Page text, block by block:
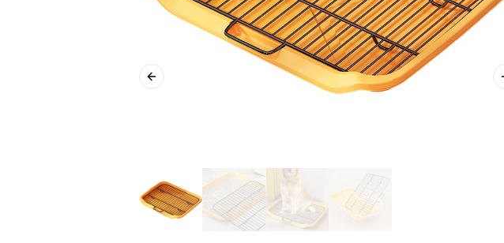
Previous slide